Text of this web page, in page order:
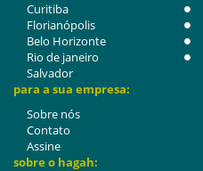
Curitiba
Florianópolis
Belo Horizonte
Rio de janeiro
Salvador
para a sua empresa:
Sobre nós
Contato
Assine
sobre o hagah: